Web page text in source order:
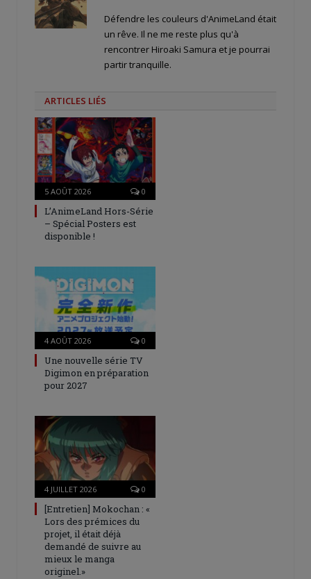
Défendre les couleurs d'AnimeLand était
un rêve. Il ne me reste plus qu'à
rencontrer Hiroaki Samura et je pourrai
partir tranquille.
ARTICLES LIÉS
5 AOÛT 2026 0
L’AnimeLand Hors-Série
– Spécial Posters est
disponible !
4 AOÛT 2026 0
Une nouvelle série TV
Digimon en préparation
pour 2027
4 JUILLET 2026 0
[Entretien] Mokochan : «
Lors des prémices du
projet, il était déjà
demandé de suivre au
mieux le manga
originel.»